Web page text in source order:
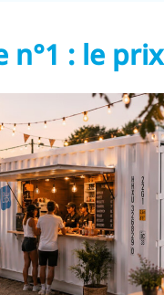
n°1 : le prix